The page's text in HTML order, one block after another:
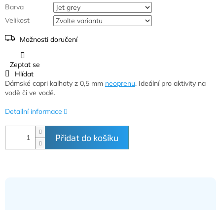
Barva
Velikost
Možnosti doručení
Přidat do košíku
Dámské capri kalhoty z 0,5 mm neoprenu. Ideální pro aktivity na
vodě či ve vodě.
Detailní informace
Zeptat se
Hlídat